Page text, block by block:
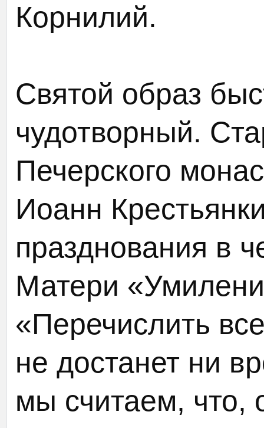
Корнилий.
Святой образ
чудотворный.
Печерского
Иоанн
празднования в
Матери
«Перечислить
не достанет ни
мы считаем, что,